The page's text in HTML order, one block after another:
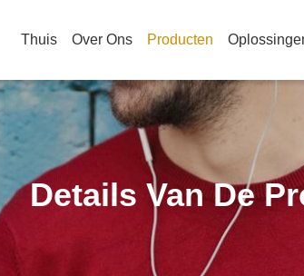
Thuis Over Ons Producten
Details Van De